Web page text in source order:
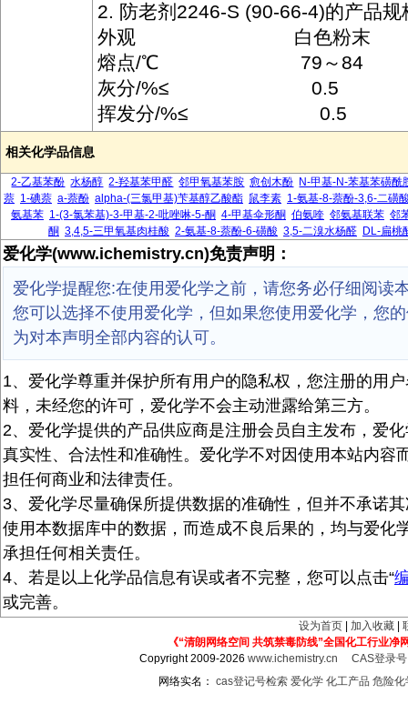
2. 防老剂2246-S (90-66-4)的产品规
外观 白色粉末
熔点/℃ 79～84
灰分/%≤ 0.5
挥发分/%≤ 0.5
相关化学品信息
2-乙基苯酚 水杨醇 2-羟基苯甲醛 邻甲氧基苯胺 愈创木酚 N-甲基-N-苯基苯磺酰
萘 1-碘萘 a-萘酚 alpha-(三氯甲基)苄基醇乙酸酯 鼠李素 1-氨基-8-萘酚-3,6-二磺
氨基苯 1-(3-氯苯基)-3-甲基-2-吡唑啉-5-酮 4-甲基伞形酮 伯氨喹 邻氨基联苯 邻
酮 3,4,5-三甲氧基肉桂酸 2-氨基-8-萘酚-6-磺酸 3,5-二溴水杨醛 DL-扁桃
爱化学(www.ichemistry.cn)免责声明：
爱化学提醒您:在使用爱化学之前，请您务必仔细阅读
您可以选择不使用爱化学，但如果您使用爱化学，您
为对本声明全部内容的认可。
1、爱化学尊重并保护所有用户的隐私权，您注册的用
料，未经您的许可，爱化学不会主动泄露给第三方。
2、爱化学提供的产品供应商是注册会员自主发布，爱
真实性、合法性和准确性。爱化学不对因使用本站内容
担任何商业和法律责任。
3、爱化学尽量确保所提供数据的准确性，但并不承诺
使用本数据库中的数据，而造成不良后果的，均与爱化
承担任何相关责任。
4、若是以上化学品信息有误或者不完整，您可以点击“
或完善。
设为首页 加入收藏
《“清朗网络空间 共筑禁毒防线”全国化工行业净
Copyright 2009-2026www.ichemistry.cn
CAS登录
网络实名： cas登记号检索 爱化学 化工产品 危险化